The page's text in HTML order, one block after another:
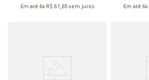
Em até 6x R$ 61 65sem juros Em até 6x